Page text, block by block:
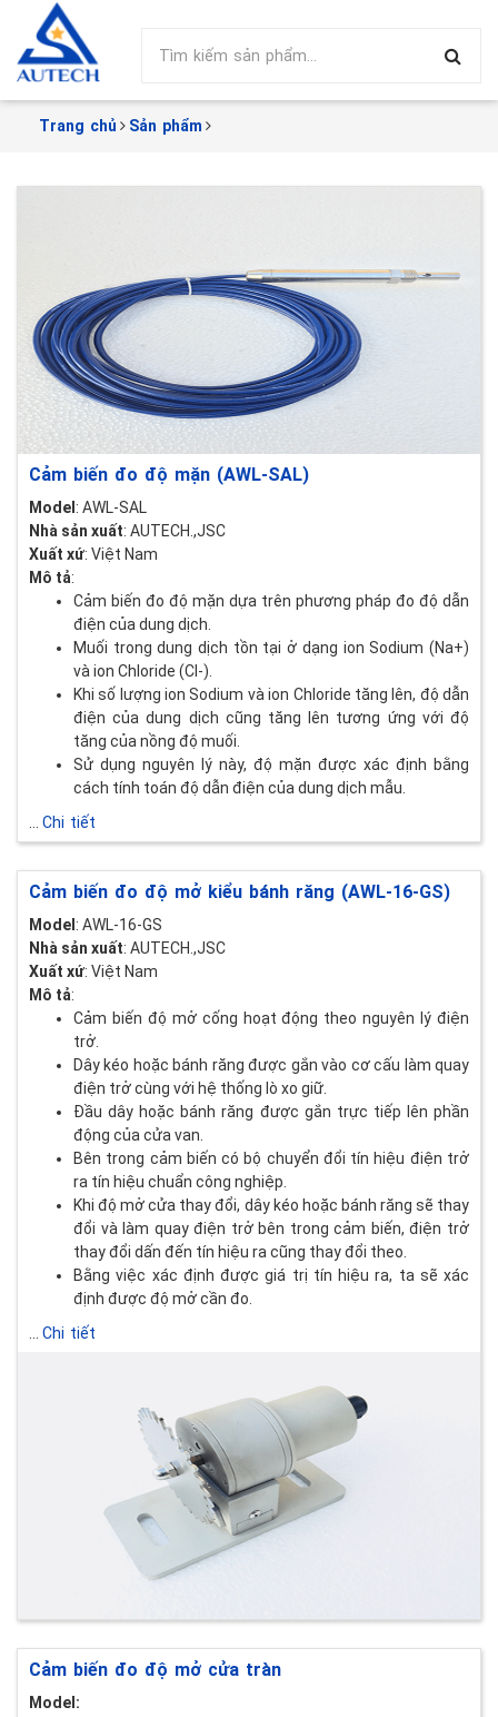
Trang chủ Sản phẩm
Cảm biến đo độ mặn (AWL-SAL)
Model : AWL-SAL
Nhà sản xuất: AUTECH.,JSC
Xuất xứ: Việt Nam
Mô tả:
Cảm biến đo độ mặn dựa trên phương pháp đo độ dẫn
điện của dung dịch.
Muối trong dung dịch tồn tại ở dạng ion Sodium (Na+)
và ion Chloride (Cl-).
Khi số lượng ion Sodium và ion Chloride tăng lên, độ dẫn
điện của dung dịch cũng tăng lên tương ứng với độ
tăng của nồng độ muối.
Sử dụng nguyên lý này, độ mặn được xác định bằng
cách tính toán độ dẫn điện của dung dịch mẫu.
Chi tiết
Cảm biến đo độ mở kiểu bánh răng (AWL-16-GS)
Model : AWL-16-GS
Nhà sản xuất: AUTECH.,JSC
Xuất xứ: Việt Nam
Mô tả:
Cảm biến độ mở cống hoạt động theo nguyên lý điện
trở.
Dây kéo hoặc bánh răng được gắn vào cơ cấu làm quay
điện trở cùng với hệ thống lò xo giữ.
Đầu dây hoặc bánh răng được gắn trực tiếp lên phần
động của cửa van.
Bên trong cảm biến có bộ chuyển đổi tín hiệu điện trở
ra tín hiệu chuẩn công nghiệp.
Khi độ mở cửa thay đổi, dây kéo hoặc bánh răng sẽ thay
đổi và làm quay điện trở bên trong cảm biến, điện trở
thay đổi dấn đến tín hiệu ra cũng thay đổi theo.
Bằng việc xác định được giá trị tín hiệu ra, ta sẽ xác
định được độ mở cần đo.
Chi tiết
Cảm biến đo độ mở cửa tràn
Model: